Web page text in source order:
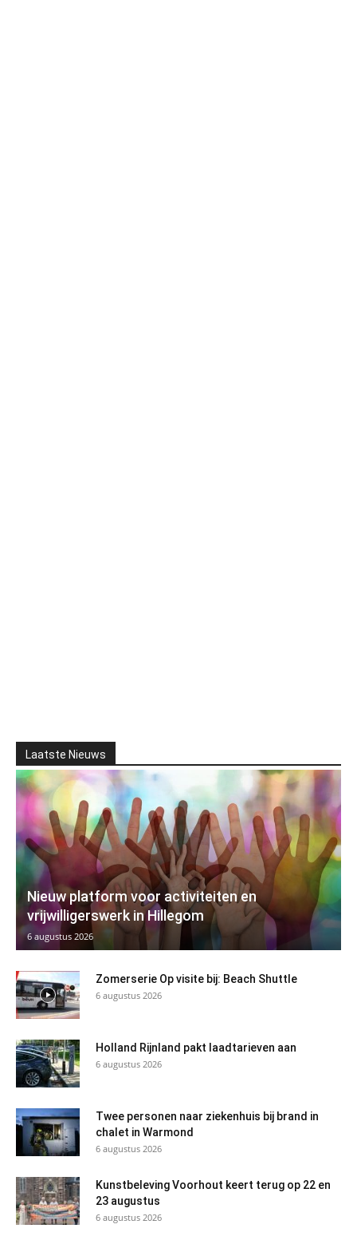
Laatste Nieuws
Nieuw platform voor activiteiten en
vrijwilligerswerk in Hillegom
6 augustus 2026
Zomerserie Op visite bij: Beach Shuttle
6 augustus 2026
Holland Rijnland pakt laadtarieven aan
6 augustus 2026
Twee personen naar ziekenhuis bij brand in
chalet in Warmond
6 augustus 2026
Kunstbeleving Voorhout keert terug op 22 en
23 augustus
6 augustus 2026